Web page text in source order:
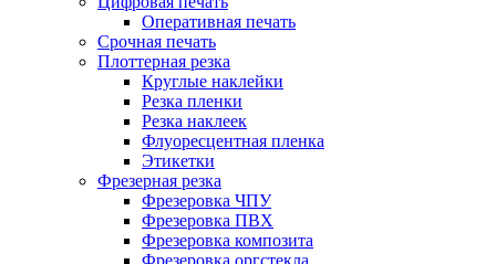
Оперативная печать
Срочная печать
Плоттерная резка
Круглые наклейки
Резка пленки
Резка наклеек
Флуоресцентная пленка
Этикетки
Фрезерная резка
Фрезеровка ЧПУ
Фрезеровка ПВХ
Фрезеровка композита
Фрезеровка оргстекла